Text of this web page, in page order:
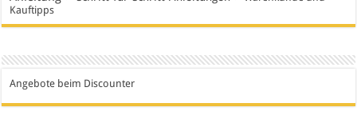
Kauftipps
Angebote beim Discounter